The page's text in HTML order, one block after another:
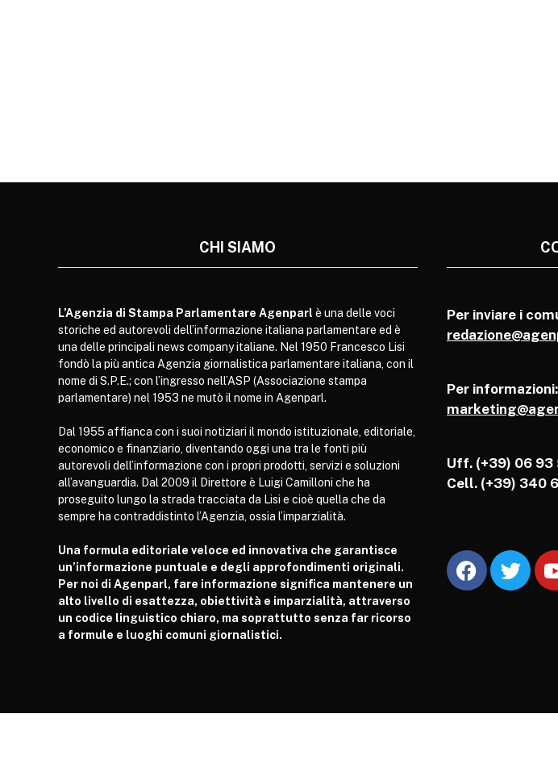
CHI SIAMO
L’Agenzia di Stampa Parlamentare Agenparl è una delle voci
storiche ed autorevoli dell’informazione italiana parlamentare ed è
una delle principali news company italiane. Nel 1950 Francesco Lisi
fondò la più antica Agenzia giornalistica parlamentare italiana, con il
nome di S.P.E.; con l’ingresso nell’ASP (Associazione stampa
parlamentare) nel 1953 ne mutò il nome in Agenparl.
Dal 1955 affianca con i suoi notiziari il mondo istituzionale, editoriale,
economico e finanziario, diventando oggi una tra le fonti più
autorevoli dell’informazione con i propri prodotti, servizi e soluzioni
all’avanguardia. Dal 2009 il Direttore è Luigi Camilloni che ha
proseguito lungo la strada tracciata da Lisi e cioè quella che da
sempre ha contraddistinto l’Agenzia, ossia l’imparzialità.
Una formula editoriale veloce ed innovativa che garantisce
un’informazione puntuale e degli approfondimenti originali.
Per noi di Agenparl, fare informazione significa mantenere un
alto livello di esattezza, obiettività e imparzialità, attraverso
un codice linguistico chiaro, ma soprattutto senza far ricorso
a formule e luoghi comuni giornalistici.
Per inviare i
Per informazioni:
Uff. (+39) 06
Cell. (+39) 340